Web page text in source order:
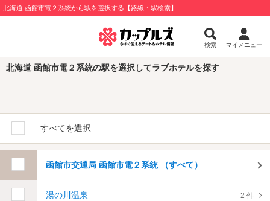
北海道 函館市電２系統から駅を選択する【路線・駅検索】
検索 マイメニュー
北海道 函館市電２系統の駅を選択してラブホテルを探す
すべてを選択
函館市交通局 函館市電２系統 （すべて）
湯の川温泉 2 件